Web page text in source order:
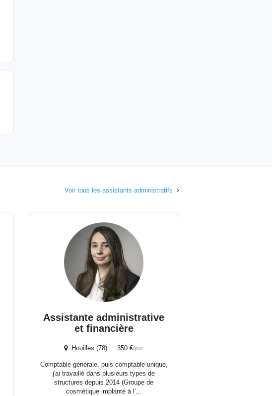
Voir tous les assistants administratifs
Assistante administrative
et financière
Houilles (78) 350 €/jour
Comptable générale, puis comptable unique,
j'ai travaillé dans plusieurs types de
structures depuis 2014 (Groupe de
cosmétique implanté à l'...